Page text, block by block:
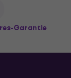
Garantie